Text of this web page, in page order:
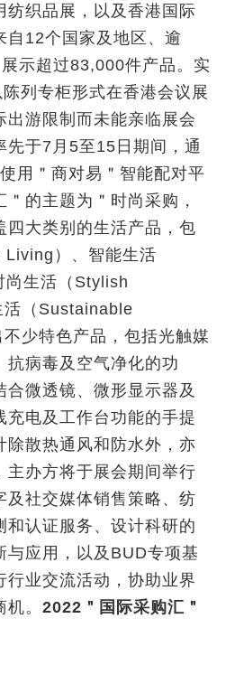
纺织品展，以及香港国际
自12个国家及地区、逾
示超过83,000件产品。实
列专柜形式在香港会议展
出游限制而未能亲临展会
先于7月5至15日期间，通
用＂商对易＂智能配对平
的主题为＂时尚采购，
四大类别的生活产品，包
）、智能生活
尚生活（Stylish
活（Sustainable
少特色产品，包括光触媒
抗病毒及空气净化的功
微透镜、微形显示器及
充电及工作台功能的手提
除散热通风和防水外，亦
主办方将于展会期间举行
及社交媒体销售策略、纺
和认证服务、设计科研的
与应用，以及BUD专项基
行业交流活动，协助业界
。 2022＂国际采购汇＂